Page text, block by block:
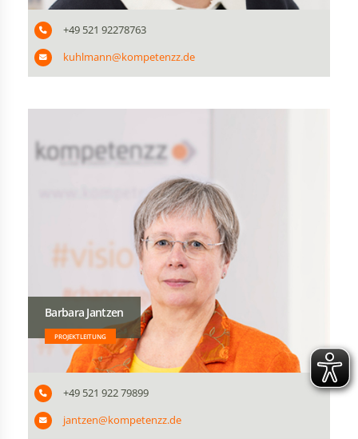
+49 521 92278763
kuhlmann@kompetenzz.de
Barbara Jantzen
PROJEKTLEITUNG
+49 521 922 79899
jantzen@kompetenzz.de